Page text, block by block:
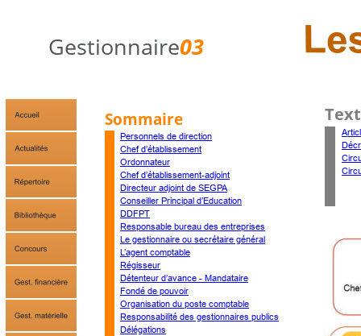
Gestionnaire03
A
Personnels de direction
Chef d’établissement
Ordonnateur
Chef d’établissement-adjoint
Directeur adjoint de SEGPA
Conseiller Principal d’Education
DDFPT
Responsable bureau des entreprises
Le gestionnaire ou secrétaire général
L’agent comptable
Régisseur
Détenteur d’avance - Mandataire
Fondé de pouvoir
Organisation du poste comptable
Responsabilité des gestionnaires publics
Délégations
Sommaire